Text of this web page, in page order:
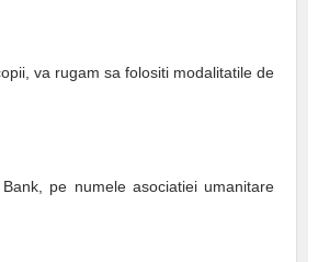
va rugam sa folositi modalitatile de
pe numele asociatiei umanitare